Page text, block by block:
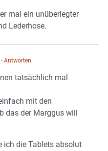
mal ein unüberlegter
Lederhose.
- Antworten
tatsächlich mal
mit den
das der Marggus will
ich die Tablets absolut